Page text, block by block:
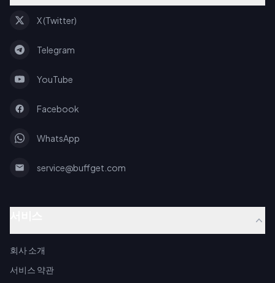
X (Twitter)
Telegram
YouTube
Facebook
WhatsApp
service@buffget.com
회사 소개
서비스 약관